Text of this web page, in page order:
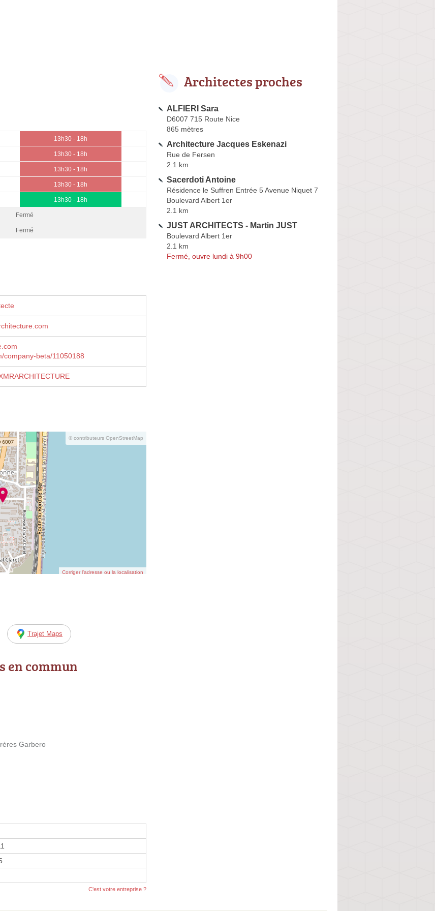
13h30 - 18h
13h30 - 18h
13h30 - 18h
13h30 - 18h
13h30 - 18h
Fermé
Fermé
company-beta/11050188
© contributeurs OpenStreetMap
Corriger l’adresse ou la localisation
Trajet Maps
en commun
Garbero
C'est votre entreprise ?
Architectes proches
ALFIERI Sara
D6007 715 Route Nice
865 mètres
Architecture Jacques Eskenazi
Rue de Fersen
2.1 km
Sacerdoti Antoine
Résidence le Suffren Entrée 5 Avenue Niquet 7
Boulevard Albert 1er
2.1 km
JUST ARCHITECTS - Martin JUST
Boulevard Albert 1er
2.1 km
Fermé, ouvre lundi à 9h00